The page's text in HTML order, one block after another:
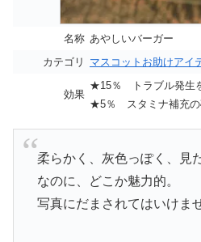
名称 あやしいバーガー
カテゴリ
マスコットお助けアイ
効果
★15％ トラブル発生
★5％ スタミナ補充の
柔らかく、灰色っぽく、見
なのに、どこか魅力的。
写真にだまされてはいけま